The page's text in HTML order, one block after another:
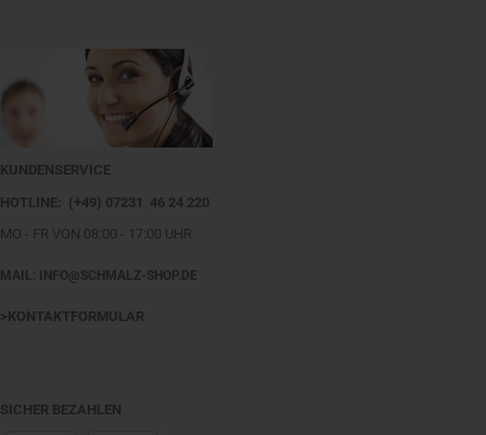
KUNDENSERVICE
HOTLINE: (+49) 07231 46 24 220
MO - FR VON 08:00 - 17:00 UHR
MAIL: INFO@SCHMALZ-SHOP.DE
>KONTAKTFORMULAR
SICHER BEZAHLEN